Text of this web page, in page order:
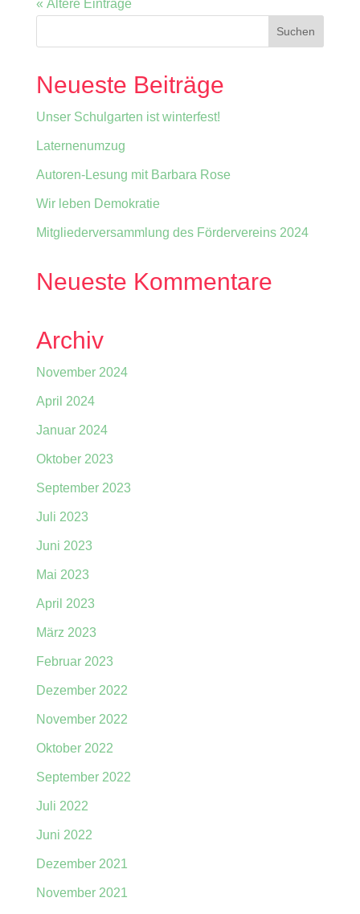
« Ältere Einträge
Neueste Beiträge
Unser Schulgarten ist winterfest!
Laternenumzug
Autoren-Lesung mit Barbara Rose
Wir leben Demokratie
Mitgliederversammlung des Fördervereins 2024
Neueste Kommentare
Archiv
November 2024
April 2024
Januar 2024
Oktober 2023
September 2023
Juli 2023
Juni 2023
Mai 2023
April 2023
März 2023
Februar 2023
Dezember 2022
November 2022
Oktober 2022
September 2022
Juli 2022
Juni 2022
Dezember 2021
November 2021